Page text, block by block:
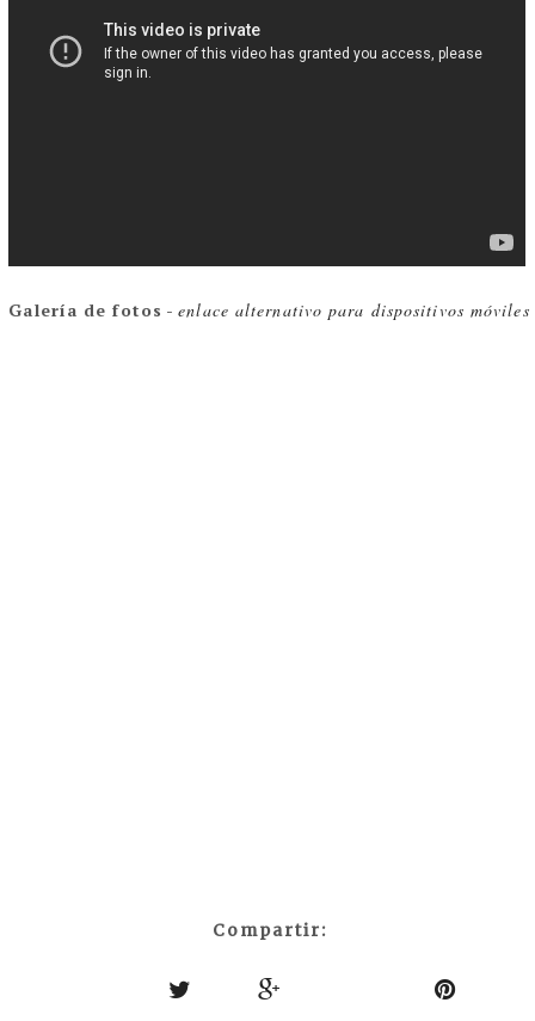
Galería de fotos -enlace alternativo para dispositivos móviles
Compartir: